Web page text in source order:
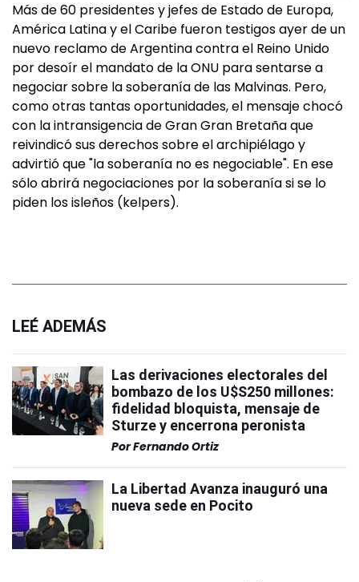
Más de 60 presidentes y jefes de Estado de Europa,
América Latina y el Caribe fueron testigos ayer de un
nuevo reclamo de Argentina contra el Reino Unido
por desoír el mandato de la ONU para sentarse a
negociar sobre la soberanía de las Malvinas. Pero,
como otras tantas oportunidades, el mensaje chocó
con la intransigencia de Gran Gran Bretaña que
reivindicó sus derechos sobre el archipiélago y
advirtió que "la soberanía no es negociable". En ese
sólo abrirá negociaciones por la soberanía si se lo
piden los isleños (kelpers).
LEÉ ADEMÁS
Las derivaciones electorales del
bombazo de los U$S250 millones:
fidelidad bloquista, mensaje de
Sturze y encerrona peronista
PorFernando Ortiz
La Libertad Avanza inauguró una
nueva sede en Pocito